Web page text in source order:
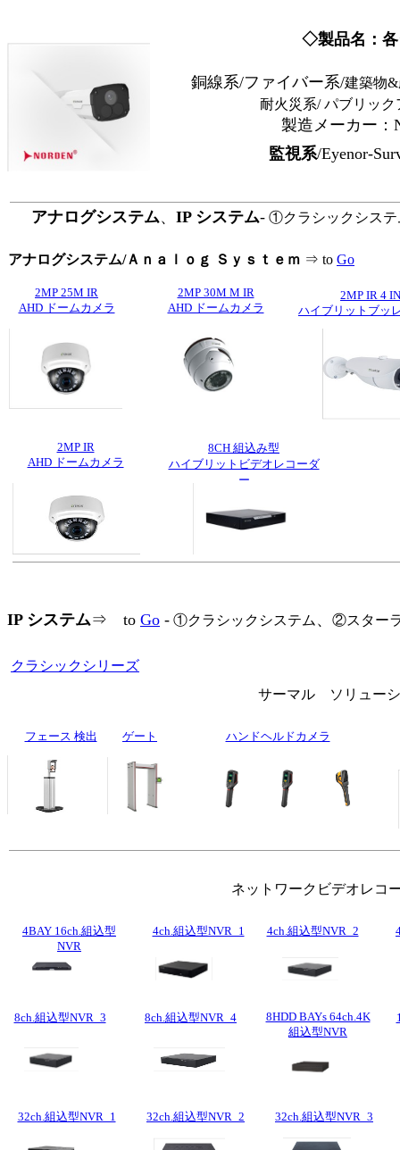
◇製品名：各
アナログシステム、 IP システム-①クラシックシステ
銅線系/ファイバー系/建築物
耐火災系/ パブリック
製造メーカー：
監視系/Eyenor-
アナログシステム/Ａｎａｌｏｇ Ｓｙｓｔｅｍ ⇒ to Go
2MP 25M IR
AHD ドームカメラ
2MP 30M M IR
AHD ドームカメラ
8HDD BAYs 64ch.4K
組込型NVR
IP システム⇒ to Go - ①クラシックシステム 、 ②スター
8ch.組込型NVR_3 8ch.組込型NVR_4
2MP IR 4
ハイブリットブッ
2MP IR
AHD ドームカメラ
8CH 組込み型
ハイブリットビデオレコーダ
ー
クラシックシリーズ
サーマル ソリュー
フェース 検出 ゲート ハンドヘルドカメラ
ネットワークビデオレコ
4BAY 16ch.組込型
NVR
4ch.組込型NVR_1 4ch.組込型NVR_2
32ch.組込型NVR_1 32ch.組込型NVR_2 32ch.組込型NVR_3